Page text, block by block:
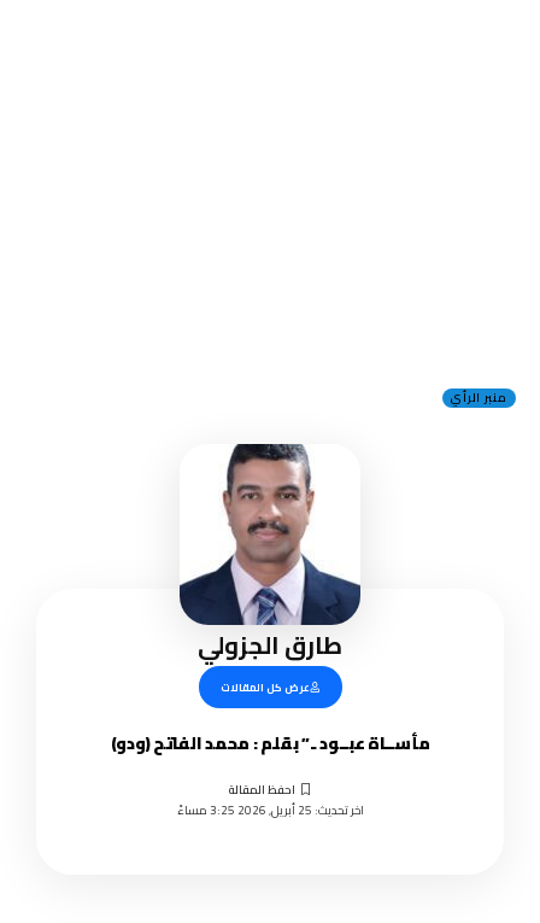
منبر الرأي
طارق الجزولي
عرض كل المقالات
مأســاة عبــود ..” بقلم : محمد الفاتح (ودو)
اخر تحديث: 25 أبريل, 2026 3:25 مساءً